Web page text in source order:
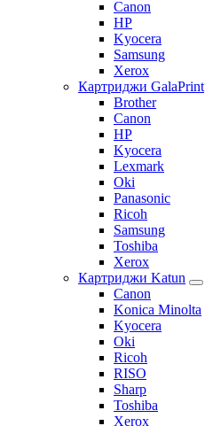
Canon
HP
Kyocera
Samsung
Xerox
Картриджи GalaPrint
Brother
Canon
HP
Kyocera
Lexmark
Oki
Panasonic
Ricoh
Samsung
Toshiba
Xerox
Картриджи Katun
Canon
Konica Minolta
Kyocera
Oki
Ricoh
RISO
Sharp
Toshiba
Xerox